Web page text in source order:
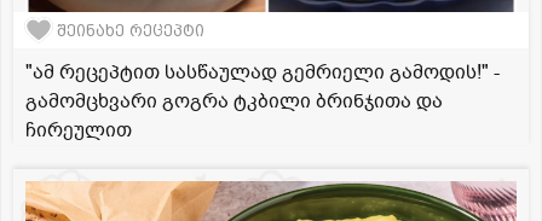
შეინახე რეცეპტი
"ამ რეცეპტით სასწაულად გემრიელი გამოდის!" -
გამომცხვარი გოგრა ტკბილი ბრინჯითა და
ჩირეულით